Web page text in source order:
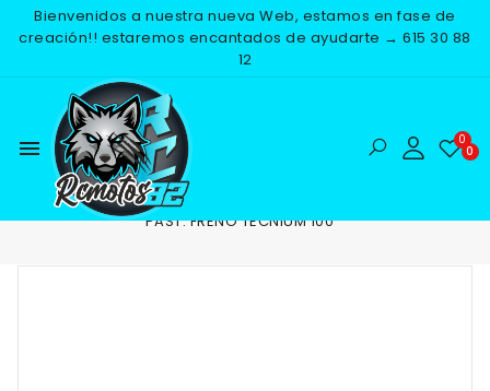
Bienvenidos a nuestra nueva Web, estamos en fase de
creación!! estaremos encantados de ayudarte → 615 30 88
12
menu
Inicio RECAMBIOS
PAST. FRENO TECNIUM 100